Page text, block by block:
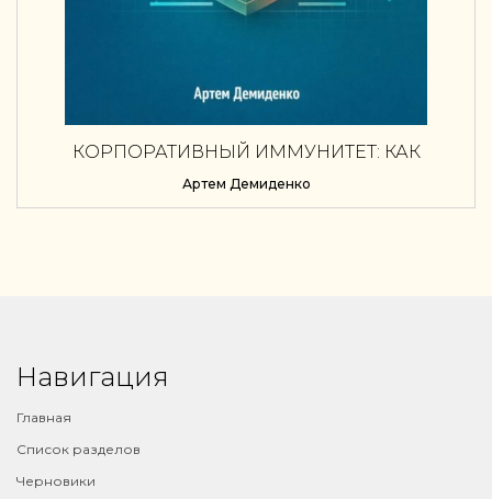
КОРПОРАТИВНЫЙ ИММУНИТЕТ: КАК
СИТУАЦИЯХ
Артем Демиденко
Навигация
Главная
Список разделов
Черновики